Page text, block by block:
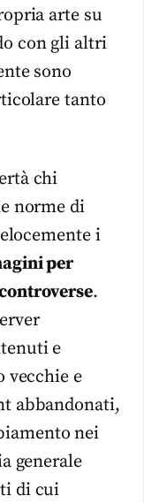
arte su
con gli altri
sono
tanto
chi
norme di
i
per
.
e
vecchie e
abbandonati,
nei
generale
di cui